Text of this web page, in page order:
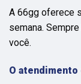
A 66gg oferece
semana.
você.
O atendimento